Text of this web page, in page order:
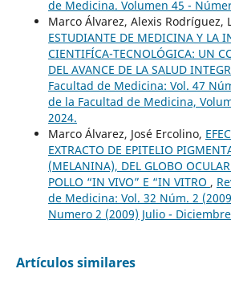
de Medicina. Volumen 45 -
Marco Álvarez, Alexis Rodríguez,
ESTUDIANTE DE MEDICINA Y LA
CIENTIFÍCA-TECNOLÓGICA: UN
DEL AVANCE DE LA SALUD
Facultad de Medicina: Vol. 47
de la Facultad de Medicina,
2024.
Marco Álvarez, José Ercolino,
EXTRACTO DE EPITELIO
(MELANINA), DEL GLOBO
POLLO “IN VIVO” E “IN VITRO ,
de Medicina: Vol. 32 Núm. 2
Numero 2 (2009) Julio -
Artículos similares